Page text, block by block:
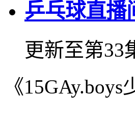
乒乓球直播
更新至第33
《